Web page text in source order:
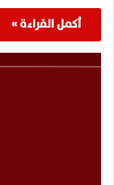
أكمل القراءة »